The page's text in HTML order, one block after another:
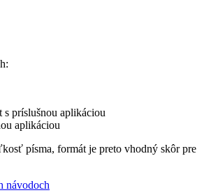
s príslušnou aplikáciou
aplikáciou
písma, formát je preto vhodný skôr pre
návodoch